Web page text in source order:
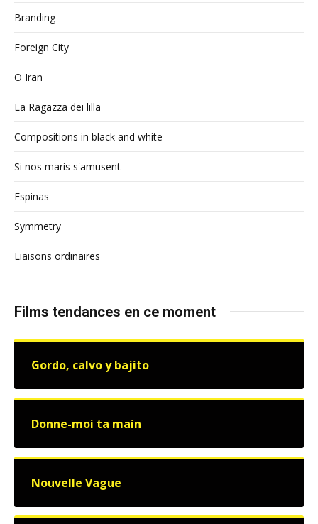
Branding
Foreign City
O Iran
La Ragazza dei lilla
Compositions in black and white
Si nos maris s'amusent
Espinas
Symmetry
Liaisons ordinaires
Films tendances en ce moment
Gordo, calvo y bajito
Donne-moi ta main
Nouvelle Vague